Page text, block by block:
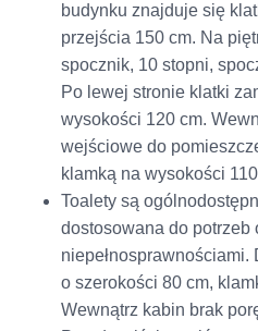
budynku znajduje się
przejścia 150 cm. Na
spocznik, 10 stopni,
Po lewej stronie klatki
wysokości 120 cm.
wejściowe do
klamką na wysokości
Toalety są
dostosowana do potrzeb
o szerokości 80 cm,
Wewnątrz kabin brak